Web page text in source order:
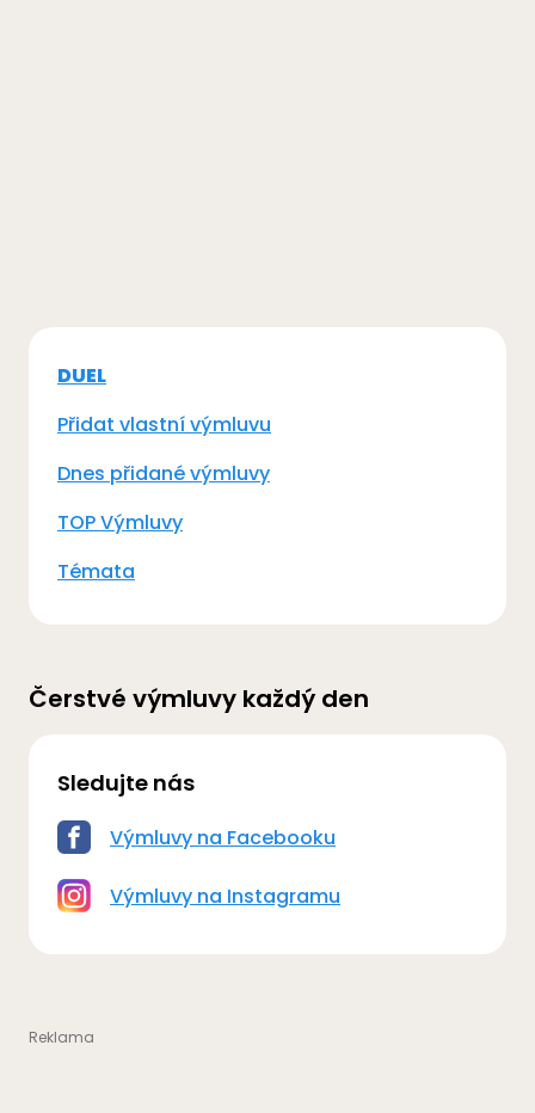
DUEL
Přidat vlastní výmluvu
Dnes přidané výmluvy
TOP Výmluvy
Témata
Čerstvé výmluvy každý den
Sledujte nás
Výmluvy na Facebooku
Výmluvy na Instagramu